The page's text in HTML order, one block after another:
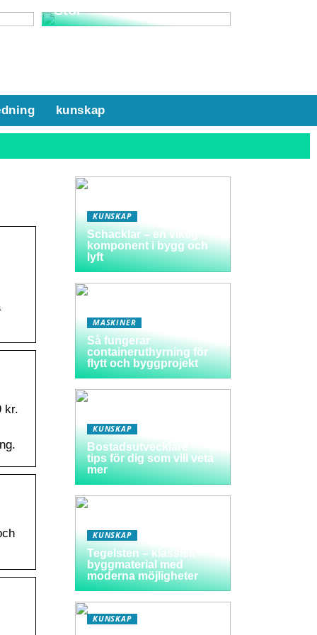
Stol
kunskap
kr.
KUNSKAP
Schacklar – en viktig
komponent i bygg och
lyft
MASKINER
Så fungerar
containeruthyrning för
flytt och byggprojekt
KUNSKAP
Bostadsutvecklare –
tips för dig som vill veta
mer
KUNSKAP
Tegelsten – klassisk
byggmaterial med
moderna möjligheter
KUNSKAP